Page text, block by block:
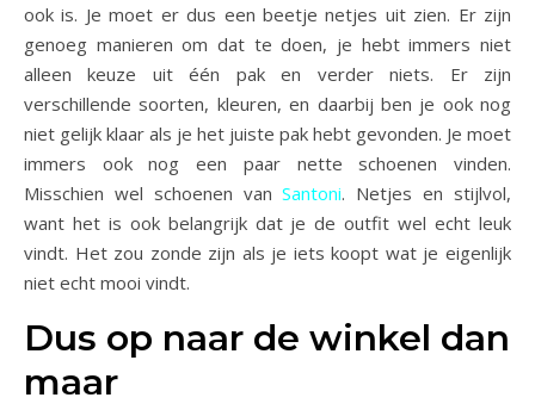
ook is. Je moet er dus een beetje netjes uit zien. Er zijn
genoeg manieren om dat te doen, je hebt immers niet
alleen keuze uit één pak en verder niets. Er zijn
verschillende soorten, kleuren, en daarbij ben je ook nog
niet gelijk klaar als je het juiste pak hebt gevonden. Je moet
immers ook nog een paar nette schoenen vinden.
Misschien wel schoenen vanSantoni. Netjes en stijlvol,
want het is ook belangrijk dat je de outfit wel echt leuk
vindt. Het zou zonde zijn als je iets koopt wat je eigenlijk
niet echt mooi vindt.
Dus op naar de winkel dan
maar